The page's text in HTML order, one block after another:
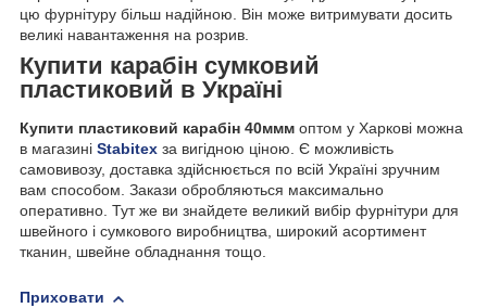
цю фурнітуру більш надійною. Він може витримувати досить
великі навантаження на розрив.
Купити карабін сумковий
пластиковий в Україні
Купити пластиковий карабін 40ммм оптом у Харкові можна
в магазині Stabitex за вигідною ціною. Є можливість
самовивозу, доставка здійснюється по всій Україні зручним
вам способом. Закази обробляються максимально
оперативно. Тут же ви знайдете великий вибір фурнітури для
швейного і сумкового виробництва, широкий асортимент
тканин, швейне обладнання тощо.
Приховати